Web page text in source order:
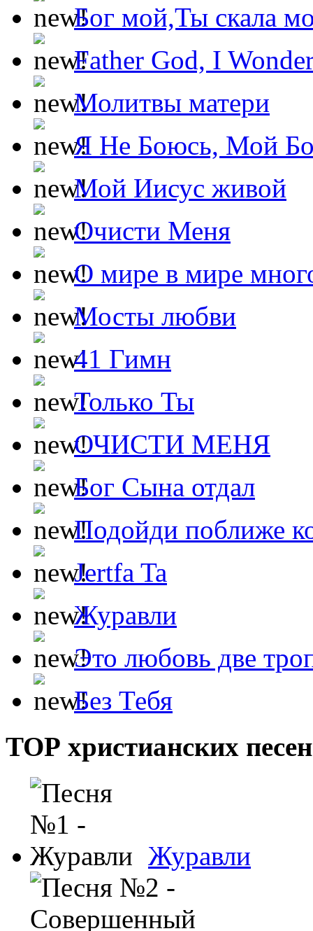
Бог мой,Ты скала
Father God, I
Молитвы матери
Я Не Боюсь, Мой
Мой Иисус живой
Очисти Меня
О мире в мире
Мосты любви
41 Гимн
Только Ты
ОЧИСТИ МЕНЯ
Бог Сына отдал
Подойди поближе
Jertfa Ta
Журавли
Это любовь две
Без Тебя
ТОР христианских песен
Журавли